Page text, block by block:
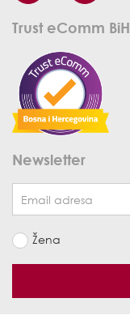
Trust eComm BiH
Newsletter
Žena